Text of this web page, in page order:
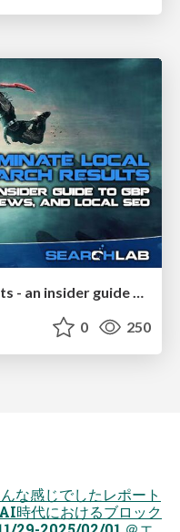
0 250
な感じでしたレポート
代におけるブロック